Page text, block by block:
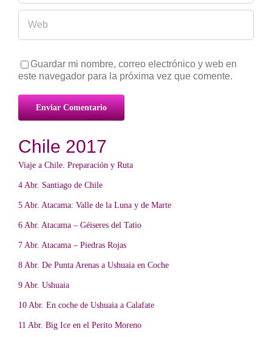
Guardar mi nombre, correo electrónico y web en
este navegador para la próxima vez que comente.
Chile 2017
Viaje a Chile. Preparación y Ruta
4 Abr. Santiago de Chile
5 Abr. Atacama: Valle de la Luna y de Marte
6 Abr. Atacama – Géiseres del Tatio
7 Abr. Atacama – Piedras Rojas
8 Abr. De Punta Arenas a Ushuaia en Coche
9 Abr. Ushuaia
10 Abr. En coche de Ushuaia a Calafate
11 Abr. Big Ice en el Perito Moreno